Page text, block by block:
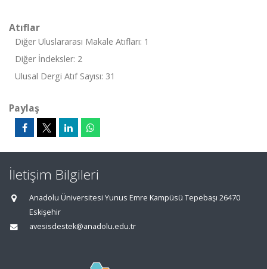
Atıflar
Diğer Uluslararası Makale Atıfları: 1
Diğer İndeksler: 2
Ulusal Dergi Atıf Sayısı: 31
Paylaş
İletişim Bilgileri
Anadolu Üniversitesi Yunus Emre Kampüsü Tepebaşı 26470
Eskişehir
avesisdestek@anadolu.edu.tr